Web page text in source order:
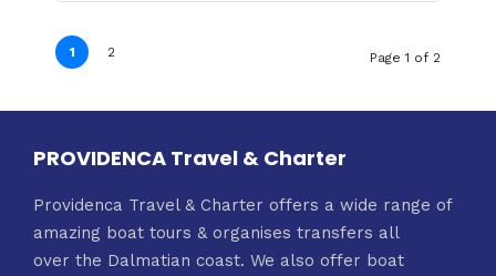
1 2 Page 1 of 2
PROVIDENCA Travel & Charter
Providenca Travel & Charter offers a wide range of
amazing boat tours & organises transfers all
over the Dalmatian coast. We also offer boat